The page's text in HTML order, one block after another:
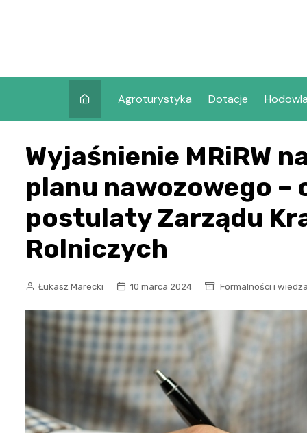
Agroturystyka Dotacje Hodowla
Wyjaśnienie MRiRW
planu nawozowego –
postulaty Zarządu
Rolniczych
Łukasz Marecki 10 marca 2024 Formalności i wiedza